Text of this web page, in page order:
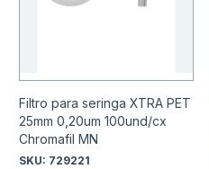
Filtro para seringa XTRA PET
25mm 0,20um 100und/cx
Chromafil MN
SKU: 729221